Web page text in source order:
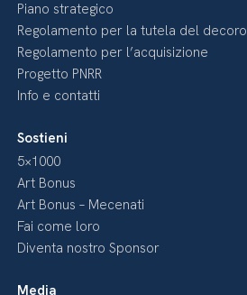
Piano strategico
Regolamento per la tutela del decoro
Regolamento per l’acquisizione
Progetto PNRR
Info e contatti
Sostieni
5×1000
Art Bonus
Art Bonus – Mecenati
Fai come loro
Diventa nostro Sponsor
Media